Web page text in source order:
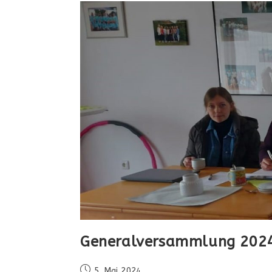
Generalversammlung
Beitrag